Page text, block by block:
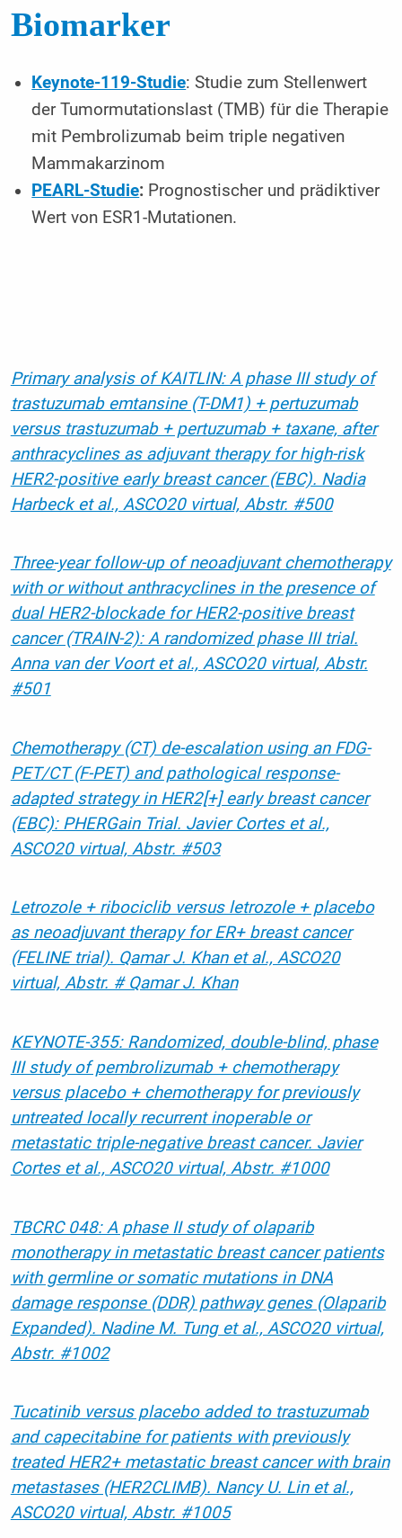
Biomarker
Keynote-119-Studie: Studie zum Stellenwert
der Tumormutationslast (TMB) für die Therapie
mit Pembrolizumab beim triple negativen
Mammakarzinom
PEARL-Studie: Prognostischer und prädiktiver
Wert von ESR1-Mutationen.
Primary analysis of KAITLIN: A phase III study of
trastuzumab emtansine (T-DM1) + pertuzumab
versus trastuzumab + pertuzumab + taxane, after
anthracyclines as adjuvant therapy for high-risk
HER2-positive early breast cancer (EBC). Nadia
Harbeck et al., ASCO20 virtual, Abstr. #500
Three-year follow-up of neoadjuvant chemotherapy
with or without anthracyclines in the presence of
dual HER2-blockade for HER2-positive breast
cancer (TRAIN-2): A randomized phase III trial.
Anna van der Voort et al., ASCO20 virtual, Abstr.
#501
Chemotherapy (CT) de-escalation using an FDG-
PET/CT (F-PET) and pathological response-
adapted strategy in HER2[+] early breast cancer
(EBC): PHERGain Trial. Javier Cortes et al.,
ASCO20 virtual, Abstr. #503
Letrozole + ribociclib versus letrozole + placebo
as neoadjuvant therapy for ER+ breast cancer
(FELINE trial). Qamar J. Khan et al., ASCO20
virtual, Abstr. # Qamar J. Khan
KEYNOTE-355: Randomized, double-blind, phase
III study of pembrolizumab + chemotherapy
versus placebo + chemotherapy for previously
untreated locally recurrent inoperable or
metastatic triple-negative breast cancer. Javier
Cortes et al., ASCO20 virtual, Abstr. #1000
TBCRC 048: A phase II study of olaparib
monotherapy in metastatic breast cancer patients
with germline or somatic mutations in DNA
damage response (DDR) pathway genes (Olaparib
Expanded). Nadine M. Tung et al., ASCO20 virtual,
Abstr. #1002
Tucatinib versus placebo added to trastuzumab
and capecitabine for patients with previously
treated HER2+ metastatic breast cancer with brain
metastases (HER2CLIMB). Nancy U. Lin et al.,
ASCO20 virtual, Abstr. #1005